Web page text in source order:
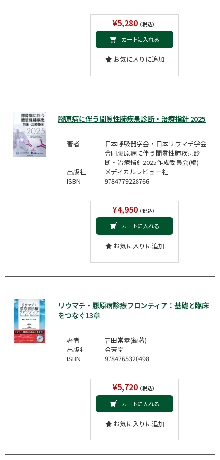
¥5,280（税込）
カートに入れる
お気に入りに追加
膠原病に伴う間質性肺疾患診断・治療指針 2025
著者
日本呼吸器学会・日本リウマチ学会
合同膠原病に伴う間質性肺疾患診
断・治療指針2025作成委員会(編)
出版社
メディカルレビュー社
ISBN
9784779228766
¥4,950（税込）
カートに入れる
お気に入りに追加
リウマチ・膠原病診療フロンティア：基礎と臨床
をつなぐ13章
著者
吉田常恭(編著)
出版社
金芳堂
ISBN
9784765320498
¥5,720（税込）
カートに入れる
お気に入りに追加